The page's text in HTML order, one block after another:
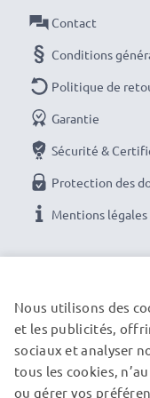
Caractéristiques :
Diamètre:Ø
Matière:
Des couleurs et
Fleur / Tulipe /
CELLONIC.
Contact
Conditions
Politique de
Garantie
Sécurité &
Protection des
Mentions légales
NOS
Nous utilisons des
et les publicités,
sociaux et analyser
tous les cookies,
ou gérer vos